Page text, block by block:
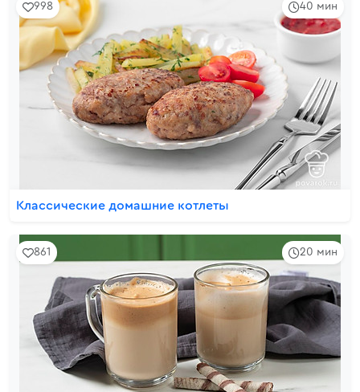
40 мин
998
Классические домашние котлеты
20 мин
861